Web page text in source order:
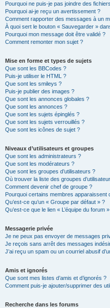
Pourquoi ne puis-je pas joindre des
Pourquoi ai-je reçu un avertissement ?
Comment rapporter des messages à un
À quoi sert le bouton « Sauvegarder »
Pourquoi mon message doit être validé ?
Comment remonter mon sujet ?
Mise en forme et types de sujets
Que sont les BBCodes ?
Puis-je utiliser le HTML ?
Que sont les smileys ?
Puis-je publier des images ?
Que sont les annonces globales ?
Que sont les annonces ?
Que sont les sujets épinglés ?
Que sont les sujets verrouillés ?
Que sont les icônes de sujet ?
Niveaux d’utilisateurs et groupes
Que sont les administrateurs ?
Que sont les modérateurs ?
Que sont les groupes d’utilisateurs ?
Où trouver la liste des groupes
Comment devenir chef de groupe ?
Pourquoi certains membres apparaissent
Qu’est-ce qu’un « Groupe par défaut » ?
Qu’est-ce que le lien « L’équipe du forum
Messagerie privée
Je ne peux pas envoyer de messages
Je reçois sans arrêt des messages
J’ai reçu un spam ou un courriel abusif
Amis et ignorés
Que sont mes listes d’amis et d’ignorés ?
Comment puis-je ajouter/supprimer des
Recherche dans les forums